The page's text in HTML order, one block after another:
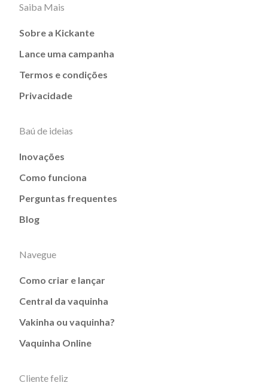
Saiba Mais
Sobre a Kickante
Lance uma campanha
Termos e condições
Privacidade
Baú de ideias
Inovações
Como funciona
Perguntas frequentes
Blog
Navegue
Como criar e lançar
Central da vaquinha
Vakinha ou vaquinha?
Vaquinha Online
Cliente feliz